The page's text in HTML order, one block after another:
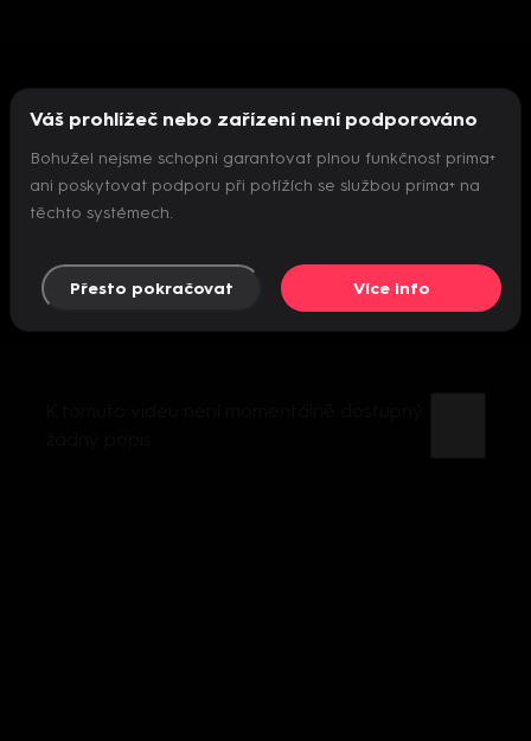
Nepodařilo se inicializovat přehrávač
Váš prohlížeč nebo zařízení není podporováno
Bohužel nejsme schopni garantovat plnou funkčnost prima+
ani poskytovat podporu při potížích se službou prima+ na
těchto systémech.
Přesto pokračovat Více info